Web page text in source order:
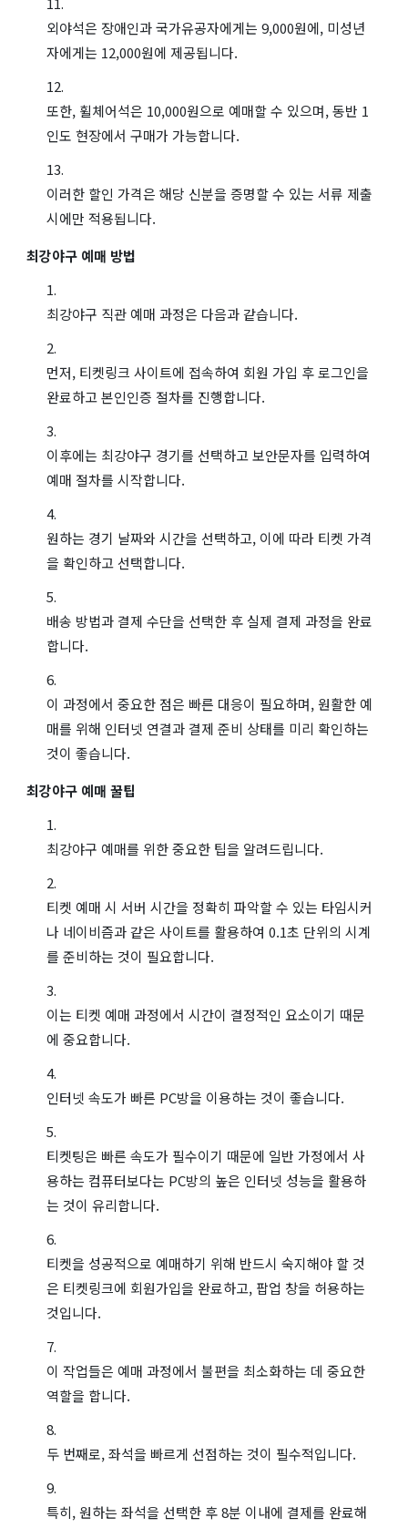
외야석은 장애인과 국가유공자에게는 9,000원에, 미성년
자에게는 12,000원에 제공됩니다.
또한, 휠체어석은 10,000원으로 예매할 수 있으며, 동반 1
인도 현장에서 구매가 가능합니다.
이러한 할인 가격은 해당 신분을 증명할 수 있는 서류 제출
시에만 적용됩니다.
최강야구 예매 방법
최강야구 직관 예매 과정은 다음과 같습니다.
먼저, 티켓링크 사이트에 접속하여 회원 가입 후 로그인을
완료하고 본인인증 절차를 진행합니다.
이후에는 최강야구 경기를 선택하고 보안문자를 입력하여
예매 절차를 시작합니다.
원하는 경기 날짜와 시간을 선택하고, 이에 따라 티켓 가격
을 확인하고 선택합니다.
배송 방법과 결제 수단을 선택한 후 실제 결제 과정을 완료
합니다.
이 과정에서 중요한 점은 빠른 대응이 필요하며, 원활한 예
매를 위해 인터넷 연결과 결제 준비 상태를 미리 확인하는
것이 좋습니다.
최강야구 예매 꿀팁
최강야구 예매를 위한 중요한 팁을 알려드립니다.
티켓 예매 시 서버 시간을 정확히 파악할 수 있는 타임시커
나 네이비즘과 같은 사이트를 활용하여 0.1초 단위의 시계
를 준비하는 것이 필요합니다.
이는 티켓 예매 과정에서 시간이 결정적인 요소이기 때문
에 중요합니다.
인터넷 속도가 빠른 PC방을 이용하는 것이 좋습니다.
티켓팅은 빠른 속도가 필수이기 때문에 일반 가정에서 사
용하는 컴퓨터보다는 PC방의 높은 인터넷 성능을 활용하
는 것이 유리합니다.
티켓을 성공적으로 예매하기 위해 반드시 숙지해야 할 것
은 티켓링크에 회원가입을 완료하고, 팝업 창을 허용하는
것입니다.
이 작업들은 예매 과정에서 불편을 최소화하는 데 중요한
역할을 합니다.
두 번째로, 좌석을 빠르게 선점하는 것이 필수적입니다.
특히, 원하는 좌석을 선택한 후 8분 이내에 결제를 완료해